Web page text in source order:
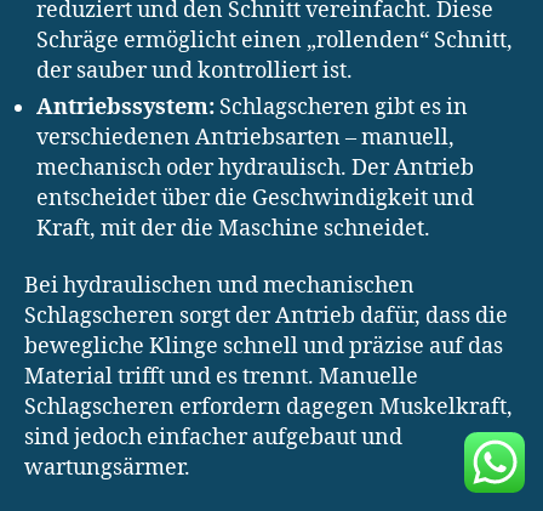
reduziert und den Schnitt vereinfacht. Diese
Schräge ermöglicht einen „rollenden“ Schnitt,
der sauber und kontrolliert ist.
Antriebssystem: Schlagscheren gibt es in
verschiedenen Antriebsarten – manuell,
mechanisch oder hydraulisch. Der Antrieb
entscheidet über die Geschwindigkeit und
Kraft, mit der die Maschine schneidet.
Bei hydraulischen und mechanischen
Schlagscheren sorgt der Antrieb dafür, dass die
bewegliche Klinge schnell und präzise auf das
Material trifft und es trennt. Manuelle
Schlagscheren erfordern dagegen Muskelkraft,
sind jedoch einfacher aufgebaut und
wartungsärmer.